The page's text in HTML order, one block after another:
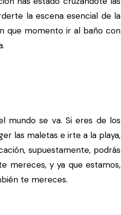
la escena esencial de la
que momento ir al baño con
mundo se va. Si eres de los
las maletas e irte a la playa,
supuestamente, podrás
mereces, y ya que estamos,
te mereces.